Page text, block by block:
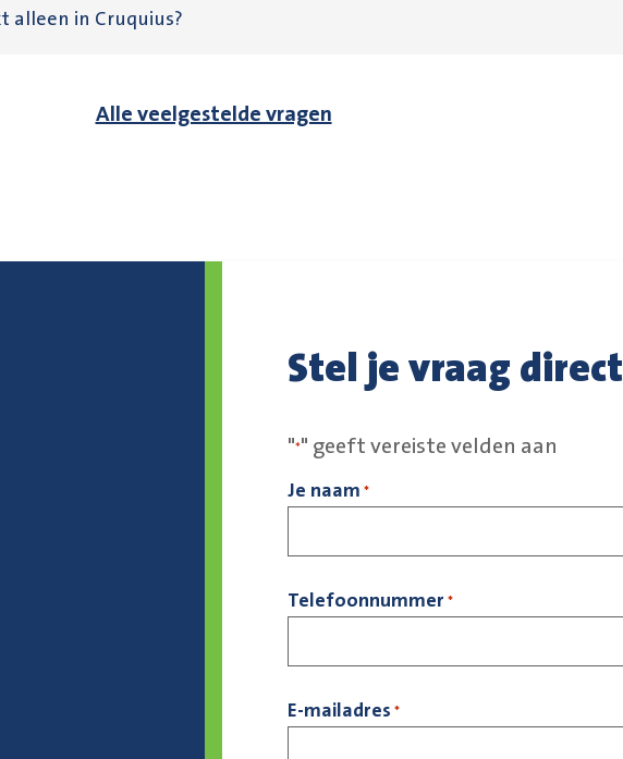
alleen in Cruquius?
Alle veelgestelde vragen
Stel je vraag direct
"*" geeft vereiste velden aan
Je naam *
Telefoonnummer *
E-mailadres *